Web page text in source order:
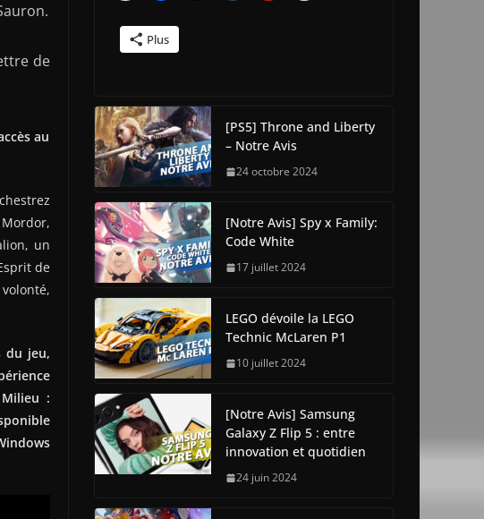
de
au
un
de
du jeu,
:
Plus
[PS5] Throne and Liberty
– Notre Avis
24 octobre 2024
[Notre Avis] Spy x Family:
Code White
17 juillet 2024
LEGO dévoile la LEGO
Technic McLaren P1
10 juillet 2024
[Notre Avis] Samsung
Galaxy Z Flip 5 : entre
innovation et quotidien
24 juin 2024